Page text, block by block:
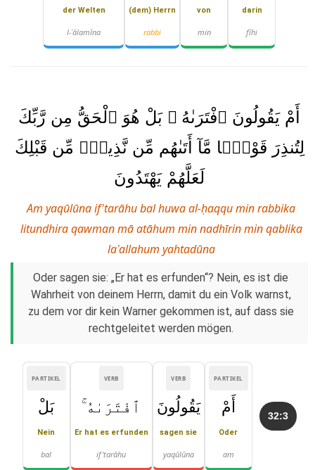
darin
fīhi
von
min
(dem) Herrn
rabbi
der Welten
l-ʿālamīna
أَمْ يَقُولُونَ ٱفْتَرَىٰهُ ۚ بَلْ هُوَ ٱلْحَقُّ مِن رَّبِّكَ
لِتُنذِرَ قَوْمًۭا مَّآ أَتَىٰهُم مِّن نَّذِيرٍۢ مِّن قَبْلِكَ
لَعَلَّهُمْ يَهْتَدُونَ
Am yaqūlūna if'tarāhu bal huwa al-ḥaqqu min rabbika
litundhira qawman mā atāhum min nadhīrin min qablika
laʿallahum yahtadūna
Oder sagen sie: „Er hat es erfunden“? Nein, es ist die
Wahrheit von deinem Herrn, damit du ein Volk warnst,
zu dem vor dir kein Warner gekommen ist, auf dass sie
rechtgeleitet werden mögen.
32:3
PARTIKEL
أَمْ
Oder
am
VERB
يَقُولُونَ
sagen sie
yaqūlūna
VERB
ٱفْتَرَىٰهُ ۚ
Er hat es erfunden
if'tarāhu
PARTIKEL
بَلْ
Nein
bal